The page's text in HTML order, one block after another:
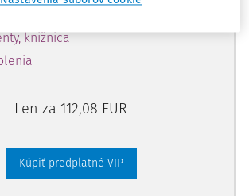
knižnica
Len za 112,08 EUR
Kúpiť predplatné VIP